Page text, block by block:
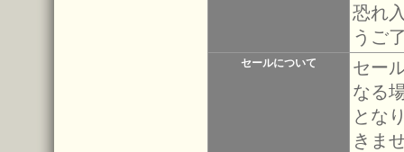
恐れ
うご
セールについて
セー
なる
とな
きま